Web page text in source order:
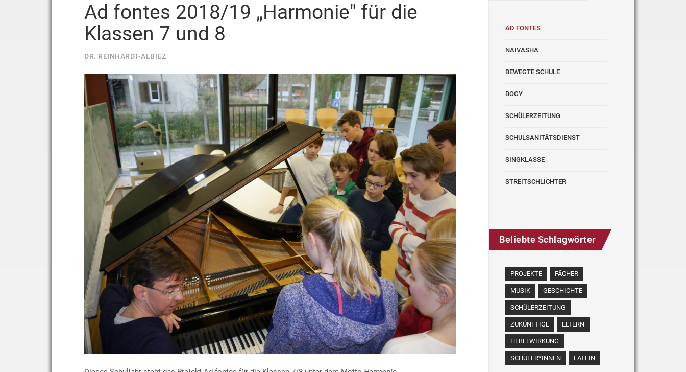
Ad fontes 2018/19 „Harmonie" für die
Klassen 7 und 8
DR. REINHARDT-ALBIEZ
AD FONTES
NAIVASHA
BEWEGTE SCHULE
BOGY
SCHÜLERZEITUNG
SCHULSANITÄTSDIENST
SINGKLASSE
STREITSCHLICHTER
Beliebte Schlagwörter
PROJEKTE FÄCHER
MUSIK GESCHICHTE
SCHÜLERZEITUNG
ZUKÜNFTIGE ELTERN
HEBELWIRKUNG
SCHÜLER*INNEN LATEIN